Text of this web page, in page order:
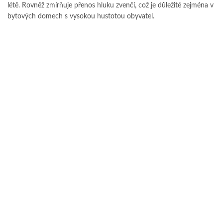
létě. Rovněž zmírňuje přenos hluku zvenčí, což je důležité zejména v
bytových domech s vysokou hustotou obyvatel.